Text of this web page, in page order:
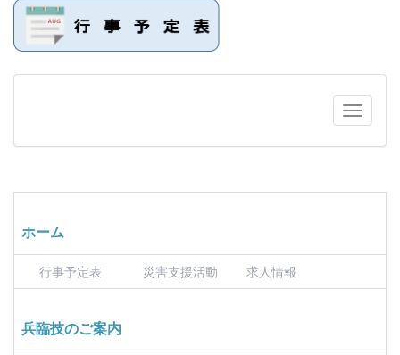
ホーム
行事予定表 災害支援活動 求人情報
兵臨技のご案内